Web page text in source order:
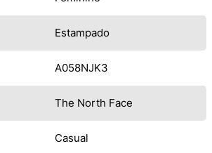
Estampado
A058NJK3
The North Face
Casual